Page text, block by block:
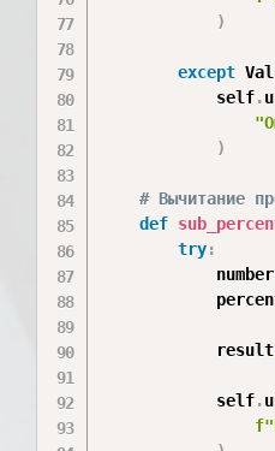
)
except
            self
.
)
# Вычитание
def
try:
            self
.